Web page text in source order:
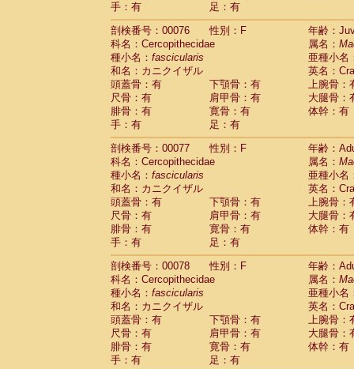
手：有
足：有
剖検番号：00076
性別：F
年齢：
科名：Cercopithecidae
属名：
種小名： fascicularis
亜種小名
和名：カニクイザル
英名：
頭蓋骨：有
下顎骨：有
上腕骨：
尺骨：有
肩甲骨：有
大腿骨：
腓骨：有
寛骨：有
体幹：有
手：有
足：有
剖検番号：00077
性別：F
年齢：
科名：Cercopithecidae
属名：
種小名： fascicularis
亜種小名
和名：カニクイザル
英名：
頭蓋骨：有
下顎骨：有
上腕骨：
尺骨：有
肩甲骨：有
大腿骨：
腓骨：有
寛骨：有
体幹：有
手：有
足：有
剖検番号：00078
性別：F
年齢：
科名：Cercopithecidae
属名：
種小名： fascicularis
亜種小名
和名：カニクイザル
英名：
頭蓋骨：有
下顎骨：有
上腕骨：
尺骨：有
肩甲骨：有
大腿骨：
腓骨：有
寛骨：有
体幹：有
手：有
足：有